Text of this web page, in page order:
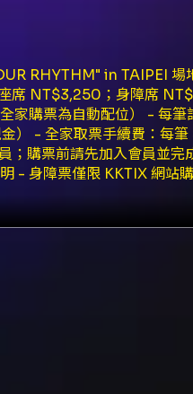
RHYTHM" in TAIPEI 場
席 NT$3,250；身障席
購票為自動配位） - 每筆
） - 全家取票手續費：每
；購票前請先加入會員並完
- 身障票僅限 KKTIX 網站
機關身份認證始能購買陪同
員入場限定小卡 - 全員 1:1
可獲得 1v5 自拍福利一次
之退票表單與程序請依
際座位以購票系統及現場為